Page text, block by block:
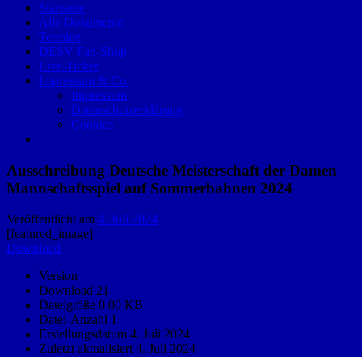
Startseite
Alle Dokumente
Termine
DESV-Fan-Shop
Live-Ticker
Impressum & Co.
Impressum
Datenschutzerklärung
Cookies
Ausschreibung Deutsche Meisterschaft der Damen
Mannschaftsspiel auf Sommerbahnen 2024
Veröffentlicht am 4. Juli 2024
[featured_image]
Download
Version
Download 21
Dateigröße 0.00 KB
Datei-Anzahl 1
Erstellungsdatum 4. Juli 2024
Zuletzt aktualisiert4. Juli 2024